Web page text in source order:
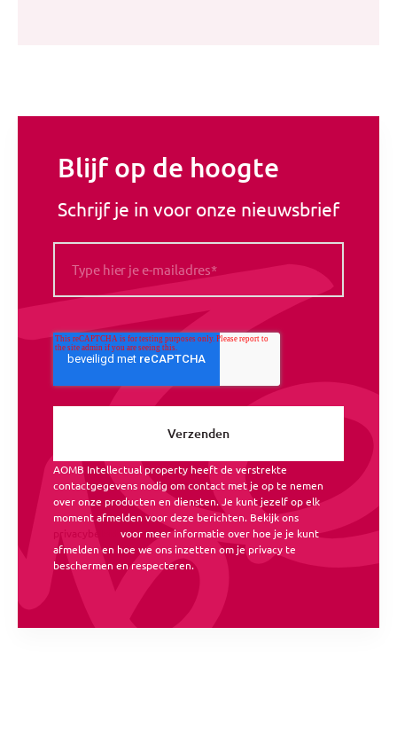
Blijf op de hoogte
Schrijf je in voor onze nieuwsbrief
AOMB Intellectual property heeft de verstrekte
contactgegevens nodig om contact met je op te nemen
over onze producten en diensten. Je kunt jezelf op elk
moment afmelden voor deze berichten. Bekijk ons
voor meer informatie over hoe je je kunt
afmelden en hoe we ons inzetten om je privacy te
beschermen en respecteren.